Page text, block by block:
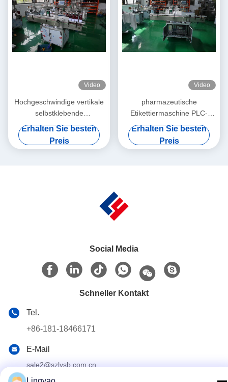
Video
Hochgeschwindige vertikale
selbstklebende
Etikettiermaschine für
kleine Flaschen Servo-
Erhalten Sie besten
Preis
Video
pharmazeutische
Etikettiermaschine PLC-
System Touchscreen, -Motor
hochgenaue Positionierung
für Etiketten
Erhalten Sie besten
Preis
Social Media
Schneller Kontakt
Tel.
+86-181-18466171
E-Mail
sale2@szlysb.com.cn